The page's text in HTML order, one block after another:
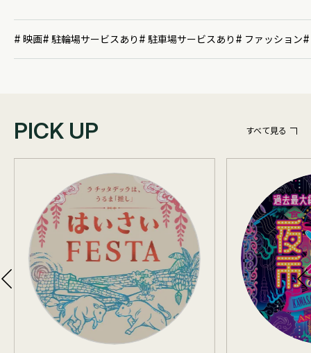
映画 駐輪場サービスあり 駐車場サービスあり ファッション
PICK UP すべて見る